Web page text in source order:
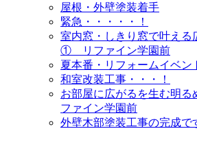
屋根・外壁塗装着手
緊急・・・・・！
室内窓・しきり窓で叶える
① リファイン学園前
夏本番・リフォームイベン
和室改装工事・・・！
お部屋に広がるを生む明
ファイン学園前
外壁木部塗装工事の完成で